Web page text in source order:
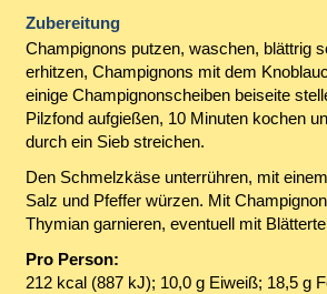
Zubereitung
Champignons putzen, waschen, blättrig
erhitzen, Champignons mit dem
einige Champignonscheiben beiseite
Pilzfond aufgießen, 10 Minuten kochen
durch ein Sieb streichen.
Den Schmelzkäse unterrühren, mit
Salz und Pfeffer würzen. Mit
Thymian garnieren, eventuell mit
Pro Person:
212 kcal (887 kJ); 10,0 g Eiweiß; 18,5 g